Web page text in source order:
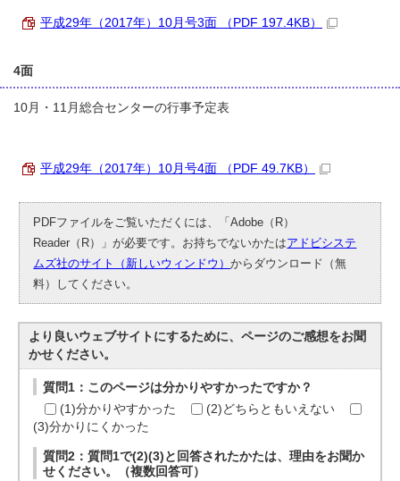
平成29年（2017年）10月号3面 （PDF 197.4KB）
4面
10月・11月総合センターの行事予定表
平成29年（2017年）10月号4面 （PDF 49.7KB）
PDFファイルをご覧いただくには、「Adobe（R）
Reader（R）」が必要です。お持ちでないかたはアドビシステ
ムズ社のサイト（新しいウィンドウ）からダウンロード（無
料）してください。
より良いウェブサイトにするために、ページのご感想をお聞
かせください。
質問1：このページは分かりやすかったですか？
(1)分かりやすかった
(2)どちらともいえない
(3)分かりにくかった
質問2：質問1で(2)(3)と回答されたかたは、理由をお聞か
せください。（複数回答可）